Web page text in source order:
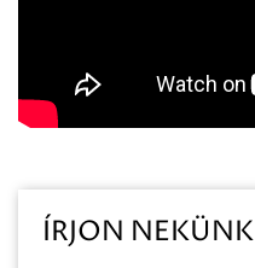
ÍRJON NEKÜNK